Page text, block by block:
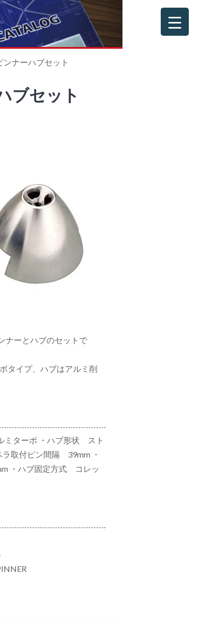
ナーハブセット
ブセット
ナーとハブのセットで
タイプ、ハブはアルミ削
ターボ ・ハブ形状 スト
取付ピン間隔 39mm ・
・ハブ固定方式 コレッ